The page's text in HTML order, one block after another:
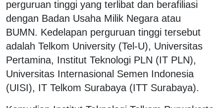
perguruan tinggi yang terlibat dan berafiliasi
dengan Badan Usaha Milik Negara atau
BUMN. Kedelapan perguruan tinggi tersebut
adalah Telkom University (Tel-U), Universitas
Pertamina, Institut Teknologi PLN (IT PLN),
Universitas Internasional Semen Indonesia
(UISI), IT Telkom Surabaya (ITT Surabaya).